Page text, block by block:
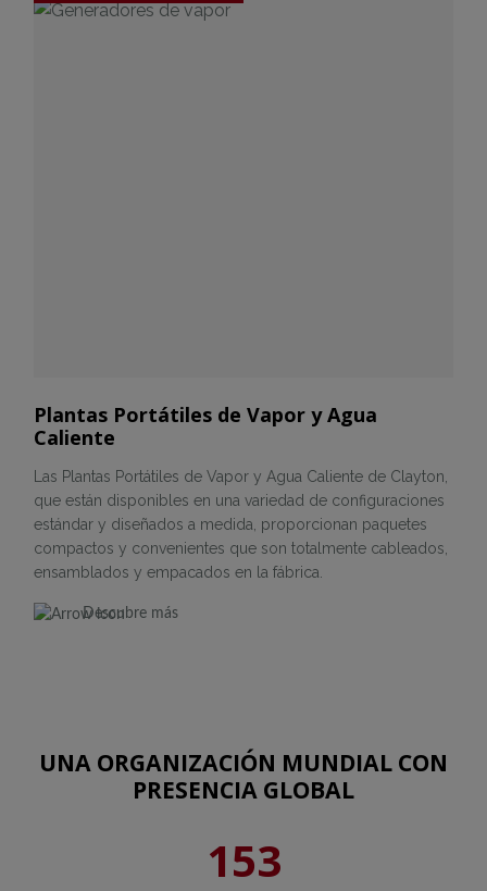
Plantas Portátiles de Vapor y Agua
Caliente
Las Plantas Portátiles de Vapor y Agua Caliente de Clayton,
que están disponibles en una variedad de configuraciones
estándar y diseñados a medida, proporcionan paquetes
compactos y convenientes que son totalmente cableados,
ensamblados y empacados en la fábrica.
Descubre más
UNA ORGANIZACIÓN MUNDIAL CON
PRESENCIA GLOBAL
153